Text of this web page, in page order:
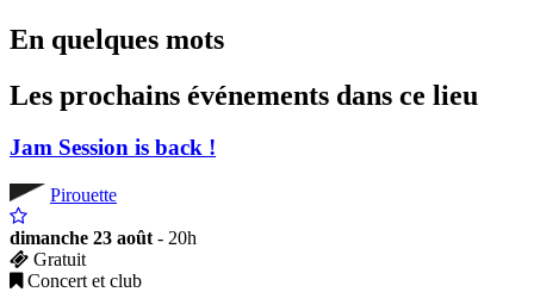
En quelques mots
Les prochains événements dans ce lieu
Jam Session is back !
Pirouette
dimanche 23 août - 20h
Gratuit
Concert et club